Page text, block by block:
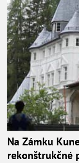
Na Zámku
rekonštrukčné